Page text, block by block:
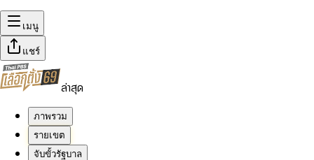
เมนู
แชร์
ล่าสุด
ภาพรวม
รายเขต
จับขั้วรัฐบาล